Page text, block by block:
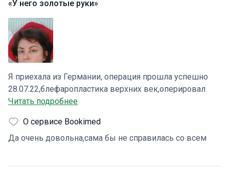
«У него золотые руки»
Я приехала из Германии, операция прошла успешно
28.07.22,блефаропластика верхних век,оперировал
замечательный хирург Antreas Heimaris,у него золотые
я сама медсестра,весь мед.персонал очень
дружелюбный,отдельное спасибо Марии
Читать подробнее
О сервисе Bookimed
Да очень довольна,сама бы не справилась со всем